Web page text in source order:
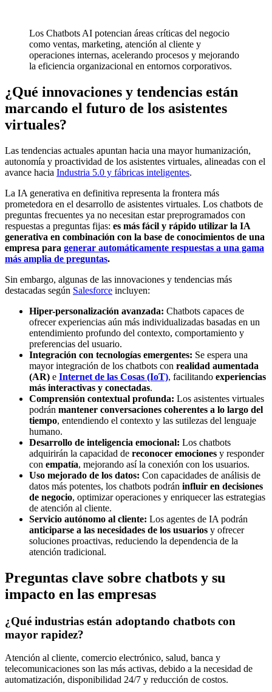
Los Chatbots AI potencian áreas críticas del negocio
como ventas, marketing, atención al cliente y
operaciones internas, acelerando procesos y mejorando
la eficiencia organizacional en entornos corporativos.
¿Qué innovaciones y tendencias están
marcando el futuro de los asistentes
virtuales?
Las tendencias actuales apuntan hacia una mayor humanización,
autonomía y proactividad de los asistentes virtuales, alineadas con el
avance hacia Industria 5.0 y fábricas inteligentes.
La IA generativa en definitiva representa la frontera más
prometedora en el desarrollo de asistentes virtuales. Los chatbots de
preguntas frecuentes ya no necesitan estar preprogramados con
respuestas a preguntas fijas: es más fácil y rápido utilizar la IA
generativa en combinación con la base de conocimientos de una
empresa para generar automáticamente respuestas a una gama
más amplia de preguntas.
Sin embargo, algunas de las innovaciones y tendencias más
destacadas según Salesforce incluyen:
Hiper-personalización avanzada: Chatbots capaces de
ofrecer experiencias aún más individualizadas basadas en un
entendimiento profundo del contexto, comportamiento y
preferencias del usuario.
Integración con tecnologías emergentes: Se espera una
mayor integración de los chatbots con realidad aumentada
(AR) e Internet de las Cosas (IoT), facilitando experiencias
más interactivas y conectadas.
Comprensión contextual profunda: Los asistentes virtuales
podrán mantener conversaciones coherentes a lo largo del
tiempo, entendiendo el contexto y las sutilezas del lenguaje
humano.
Desarrollo de inteligencia emocional: Los chatbots
adquirirán la capacidad de reconocer emociones y responder
con empatía, mejorando así la conexión con los usuarios.
Uso mejorado de los datos: Con capacidades de análisis de
datos más potentes, los chatbots podrán influir en decisiones
de negocio, optimizar operaciones y enriquecer las estrategias
de atención al cliente.
Servicio autónomo al cliente: Los agentes de IA podrán
anticiparse a las necesidades de los usuarios y ofrecer
soluciones proactivas, reduciendo la dependencia de la
atención tradicional.
Preguntas clave sobre chatbots y su
impacto en las empresas
¿Qué industrias están adoptando chatbots con
mayor rapidez?
Atención al cliente, comercio electrónico, salud, banca y
telecomunicaciones son las más activas, debido a la necesidad de
automatización, disponibilidad 24/7 y reducción de costos.